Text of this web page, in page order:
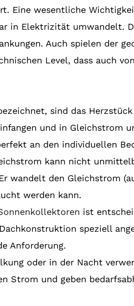
Eine wesentliche
in Elektrizität umwandelt.
Auch spielen der
Level, dass auch
sind das
und in Gleichstrom
an den individuellen
kann nicht
wandelt den Gleichstrom
werden kann.
ist
speziell
Anforderung.
oder in der Nacht
Strom und geben